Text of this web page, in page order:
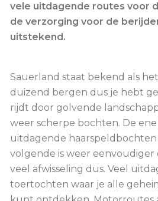
vele uitdagende routes voor
de verzorging voor de
uitstekend.
Sauerland staat bekend als
duizend bergen dus je hebt
rijdt door golvende
weer scherpe bochten. De
uitdagende haarspeldbochten
volgende is weer eenvoudiger
veel afwisseling dus. Veel
toertochten waar je alle